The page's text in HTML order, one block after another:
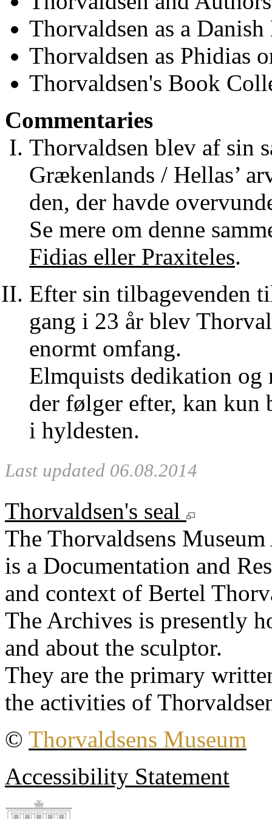
Thorvaldsen as a
Thorvaldsen as Phidias
Thorvaldsen's Book
Commentaries
Thorvaldsen blev af sin
Grækenlands / Hellas’
den, der havde
Se mere om denne
Fidias eller Praxiteles.
Efter sin tilbagevenden
gang i 23 år blev
enormt omfang.
Elmquists dedikation
der følger efter, kan kun
i hyldesten.
Last updated 06.08.2014
Thorvaldsen's seal
The Thorvaldsens
is a Documentation and
and context of Bertel
The Archives is presently
and about the sculptor.
They are the primary
the activities of
© Thorvaldsens Museum
Accessibility Statement